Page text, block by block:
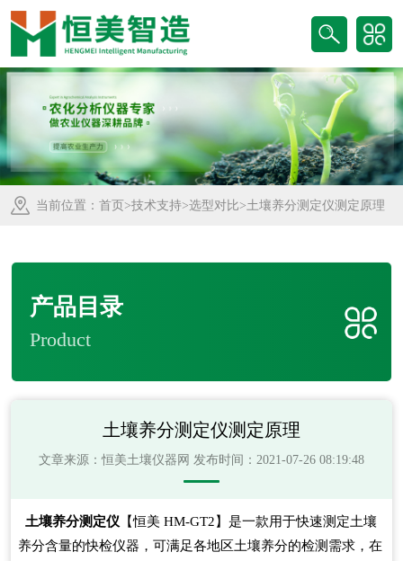
当前位置： 首页 >技术支持>选型对比>土壤养分测定仪测定原理
产品目录
Product
土壤养分测定仪测定原理
文章来源：恒美土壤仪器网 发布时间：2021-07-26 08:19:48
土壤养分测定仪 【恒美 HM-GT2】是一款用于快速测定土壤
养分含量的快检仪器，可满足各地区土壤养分的检测需求，在